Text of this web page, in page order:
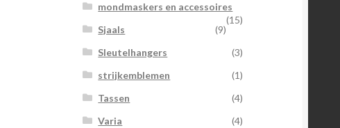
mondmaskers en accessoires
(15)
Sjaals
(9)
Sleutelhangers
(3)
strijkemblemen
(1)
Tassen
(4)
Varia
(4)